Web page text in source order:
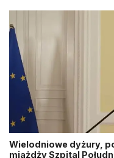
Wielodniowe dyżury,
miażdży Szpital